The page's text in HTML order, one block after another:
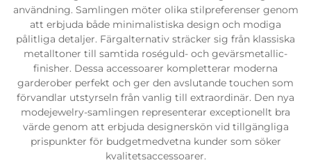
användning. Samlingen möter olika stilpreferenser genom
att erbjuda både minimalistiska design och modiga
pålitliga detaljer. Färgalternativ sträcker sig från klassiska
metalltoner till samtida roséguld- och gevärsmetallic-
finisher. Dessa accessoarer kompletterar moderna
garderober perfekt och ger den avslutande touchen som
förvandlar utstyrseln från vanlig till extraordinär. Den nya
modejewelry-samlingen representerar exceptionellt bra
värde genom att erbjuda designerskön vid tillgängliga
prispunkter för budgetmedvetna kunder som söker
kvalitetsaccessoarer.